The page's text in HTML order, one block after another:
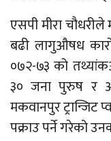
एसपी मीरा
बढी लागुऔषध
०७२-७३ को
३० जना पुरुष र
मकवानपुर ट्रान्जिट
पक्राउ पर्ने गरेको